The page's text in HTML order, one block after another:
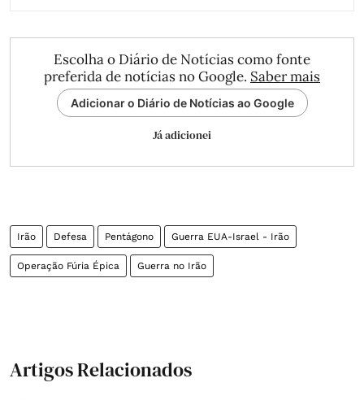
Escolha o Diário de Notícias como fonte
preferida de notícias no Google. Saber mais
Adicionar o Diário de Notícias ao Google
Já adicionei
Irão Defesa Pentágono Guerra EUA-Israel - Irão
Operação Fúria Épica Guerra no Irão
Artigos Relacionados